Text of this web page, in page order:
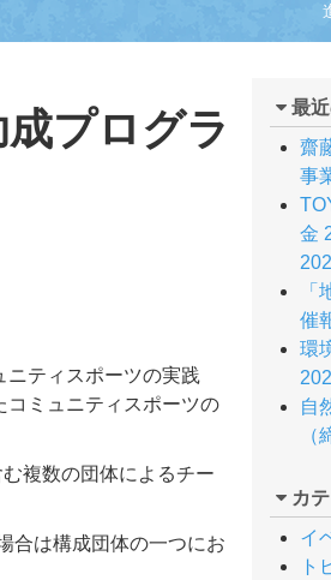
プログラ
ニティスポーツの実践
コミュニティスポーツの
複数の団体によるチー
合は構成団体の一つにお
最近
齋
事
金
催
環
自
（
カテ
イ
ト